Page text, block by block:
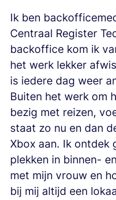
Ik ben
Centraal Register
backoffice kom ik
het werk lekker
is iedere dag weer
Buiten het werk om
bezig met reizen,
staat zo nu en dan
Xbox aan. Ik ontdek
plekken in binnen-
met mijn vrouw en
bij mij altijd een